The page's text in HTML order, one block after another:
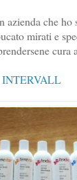
che ho
mirati e
cura
INTERVALL